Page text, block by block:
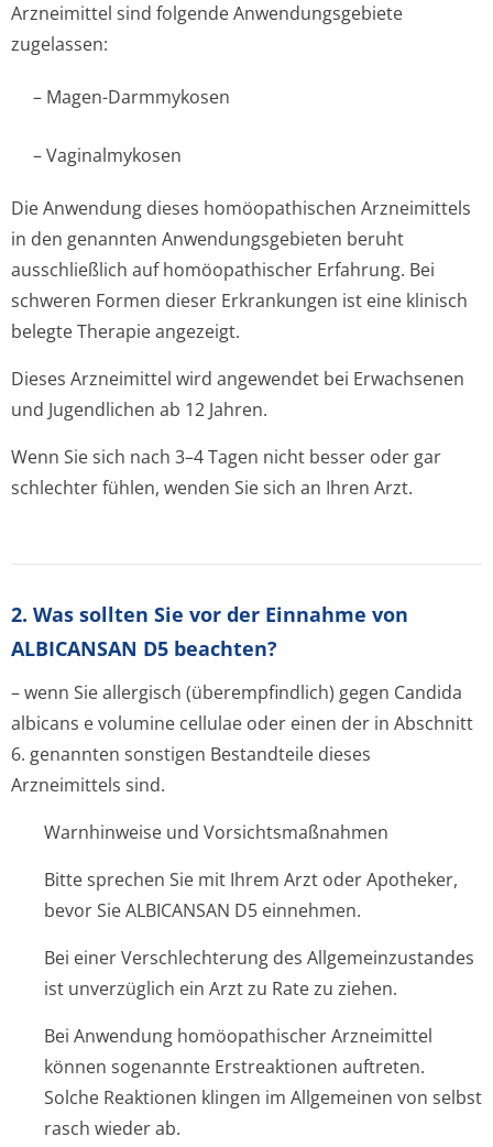
Arzneimittel sind folgende Anwendungsgebiete
zugelassen:
– Magen-Darmmykosen
– Vaginalmykosen
Die Anwendung dieses homöopathischen Arzneimittels
in den genannten Anwendungsgebieten beruht
ausschließlich auf homöopathischer Erfahrung. Bei
schweren Formen dieser Erkrankungen ist eine klinisch
belegte Therapie angezeigt.
Dieses Arzneimittel wird angewendet bei Erwachsenen
und Jugendlichen ab 12 Jahren.
Wenn Sie sich nach 3–4 Tagen nicht besser oder gar
schlechter fühlen, wenden Sie sich an Ihren Arzt.
2. Was sollten Sie vor der Einnahme von
ALBICANSAN D5 beachten?
– wenn Sie allergisch (überempfindlich) gegen Candida
albicans e volumine cellulae oder einen der in Abschnitt
6. genannten sonstigen Bestandteile dieses
Arzneimittels sind.
Warnhinweise und Vorsichtsmaßnahmen
Bitte sprechen Sie mit Ihrem Arzt oder Apotheker,
bevor Sie ALBICANSAN D5 einnehmen.
Bei einer Verschlechterung des Allgemeinzustandes
ist unverzüglich ein Arzt zu Rate zu ziehen.
Bei Anwendung homöopathischer Arzneimittel
können sogenannte Erstreaktionen auftreten.
Solche Reaktionen klingen im Allgemeinen von selbst
rasch wieder ab.